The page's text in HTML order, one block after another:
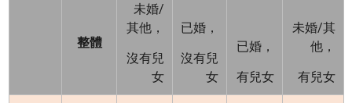
整體
未婚/
其他，
沒有兒
女
已婚，
沒有兒
女
已婚，
有兒女
未婚/其
他，
有兒女